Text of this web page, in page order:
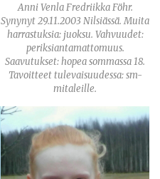
Anni Venla Fredriikka Föhr.
Synynyt 29.11.2003 Nilsiässä. Muita
harrastuksia: juoksu. Vahvuudet:
periksiantamattomuus.
Saavutukset: hopea sommassa 18.
Tavoitteet tulevaisuudessa: sm-
mitaleille.